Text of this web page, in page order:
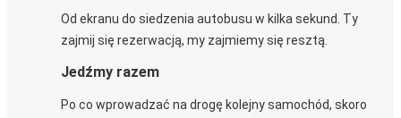
Od ekranu do siedzenia autobusu w kilka sekund. Ty
zajmij się rezerwacją, my zajmiemy się resztą.
Jedźmy razem
Po co wprowadzać na drogę kolejny samochód, skoro